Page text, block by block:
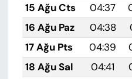
15 Ağu Cts
04:37
16 Ağu Paz
04:38
17 Ağu Pts
04:39
18 Ağu Sal
04:41